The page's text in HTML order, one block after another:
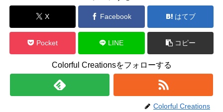
X Facebook はてブ
Pocket LINE コピー
Colorful Creationsをフォローする
Colorful Creations